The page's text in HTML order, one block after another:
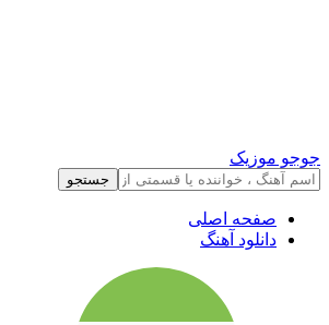
جوجو موزیک
جستجو
صفحه اصلی
دانلود آهنگ